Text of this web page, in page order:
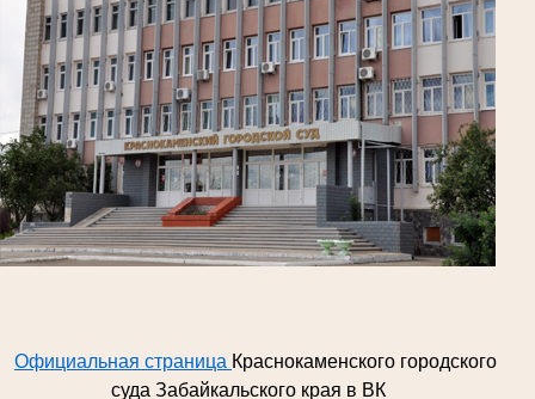
Официальная страница Краснокаменского городского
суда Забайкальского края в ВК